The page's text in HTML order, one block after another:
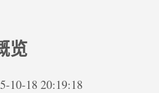
览
10-18 20:19:18